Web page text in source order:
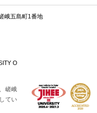
峨五島町1番地
O
嵯峨
てい